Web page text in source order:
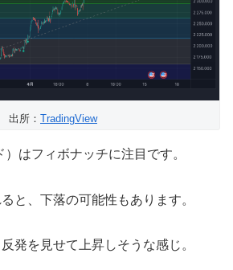
出所： TradingView
はフィボナッチに注目です。
と、下落の可能性もあります。
発を見せて上昇しそうな感じ。